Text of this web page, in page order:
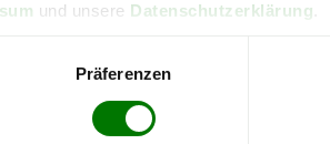
und unsere Datenschutzerklärung
Präferenzen
Hanau
Langenselbold
Neuberg